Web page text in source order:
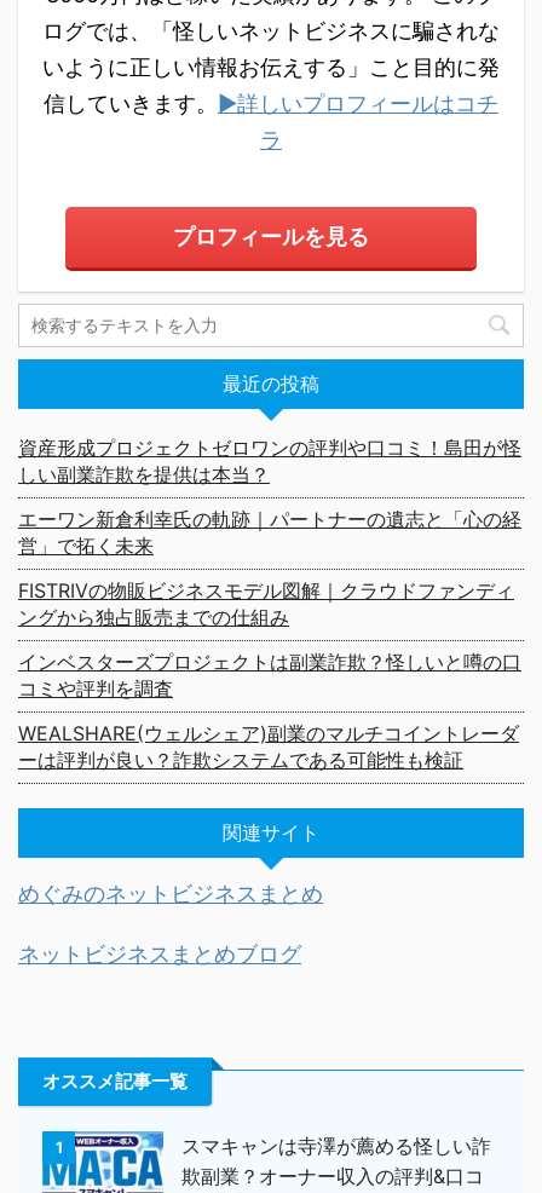
ログでは、「怪しいネットビジネスに騙されな
いように正しい情報お伝えする」こと目的に発
信していきます。
▶詳しいプロフィールはコチ
ラ
プロフィールを見る
最近の投稿
資産形成プロジェクトゼロワンの評判や口コミ！島田が怪
しい副業詐欺を提供は本当？
エーワン新倉利幸氏の軌跡｜パートナーの遺志と「心の経
営」で拓く未来
FISTRIVの物販ビジネスモデル図解｜クラウドファンディ
ングから独占販売までの仕組み
インベスターズプロジェクトは副業詐欺？怪しいと噂の口
コミや評判を調査
WEALSHARE(ウェルシェア)副業のマルチコイントレーダ
ーは評判が良い？詐欺システムである可能性も検証
関連サイト
めぐみのネットビジネスまとめ
ネットビジネスまとめブログ
オススメ記事一覧
1
スマキャンは寺澤が薦める怪しい詐
欺副業？オーナー収入の評判&口コ